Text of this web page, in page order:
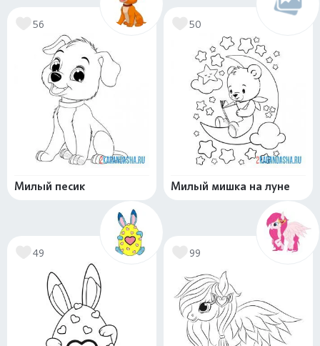
56
Милый песик
50
Милый мишка на луне
49 99